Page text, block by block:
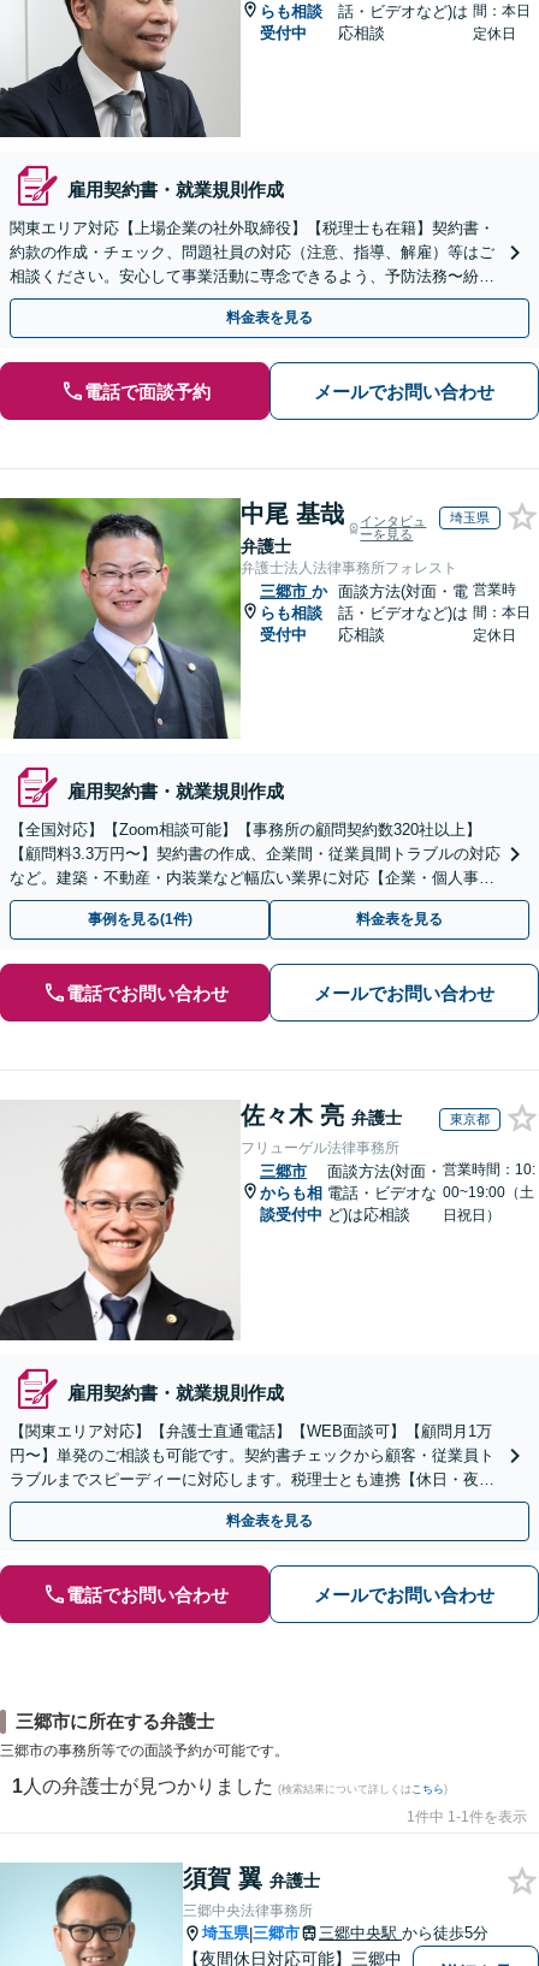
らも相談
受付中
話・ビデオなど)は
応相談
間：本日
定休日
雇用契約書・就業規則作成
関東エリア対応【上場企業の社外取締役】【税理士も在籍】契約書・
約款の作成・チェック、問題社員の対応（注意、指導、解雇）等はご
相談ください。安心して事業活動に専念できるよう、予防法務〜紛争
解決まで、幅広い法的ニーズにワンストップで対応します。
料金表を見る
電話で面談予約 メールでお問い合わせ
中尾 基哉
弁護士
インタビュ
ーを見る
埼玉県
弁護士法人法律事務所フォレスト
三郷市 か
らも相談
受付中
面談方法(対面・電
話・ビデオなど)は
応相談
営業時
間：本日
定休日
雇用契約書・就業規則作成
【全国対応】【Zoom相談可能】【事務所の顧問契約数320社以上】
【顧問料3.3万円〜】契約書の作成、企業間・従業員間トラブルの対応
など。建築・不動産・内装業など幅広い業界に対応【企業・個人事業
主の方初回面談無料】
事例を見る(1件) 料金表を見る
電話でお問い合わせ メールでお問い合わせ
佐々木 亮 弁護士 東京都
フリューゲル法律事務所
三郷市
からも相
談受付中
面談方法(対面・
電話・ビデオな
ど)は応相談
営業時間：10:
00~19:00（土
日祝日）
雇用契約書・就業規則作成
【関東エリア対応】【弁護士直通電話】【WEB面談可】【顧問月1万
円〜】単発のご相談も可能です。契約書チェックから顧客・従業員ト
ラブルまでスピーディーに対応します。税理士とも連携【休日・夜
間・当日相談可】
料金表を見る
電話でお問い合わせ メールでお問い合わせ
三郷市に所在する弁護士
三郷市の事務所等での面談予約が可能です。
1 人の弁護士が見つかりました (検索結果について詳しくは こちら)
1件中 1-1件を表示
須賀 翼 弁護士
三郷中央法律事務所
埼玉県|三郷市 三郷中央駅 から徒歩5分
【夜間休日対応可能】三郷中